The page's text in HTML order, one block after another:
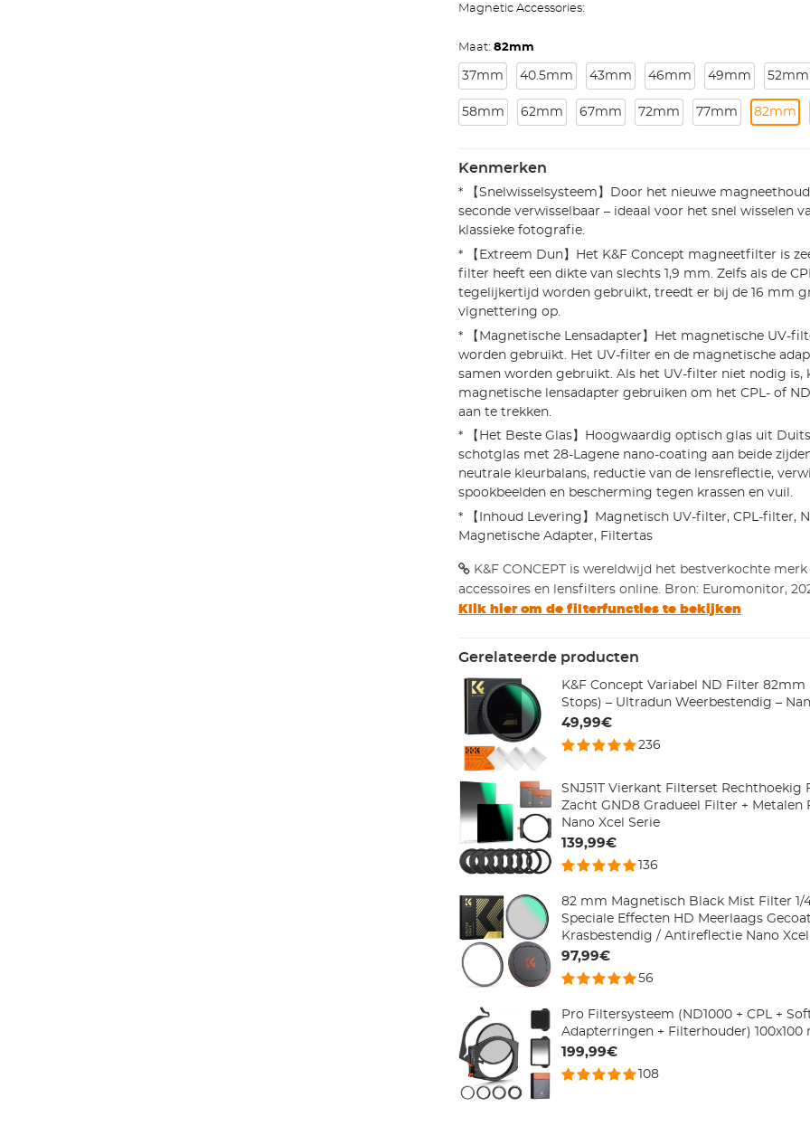
Magnetic Accessories:
Maat: 82mm
37mm 40.5mm 43mm 46mm 49mm 52mm
58mm 62mm 67mm 72mm 77mm 82mm
Kenmerken
* 【Snelwisselsysteem】Door het nieuwe
seconde verwisselbaar – ideaal voor het snel wisselen
klassieke fotografie.
* 【Extreem Dun】Het K&F Concept magneetfilter is
filter heeft een dikte van slechts 1,9 mm. Zelfs als de
tegelijkertijd worden gebruikt, treedt er bij de 16 mm
vignettering op.
* 【Magnetische Lensadapter】Het magnetische UV-
worden gebruikt. Het UV-filter en de magnetische
samen worden gebruikt. Als het UV-filter niet nodig is,
magnetische lensadapter gebruiken om het CPL- of
aan te trekken.
* 【Het Beste Glas】Hoogwaardig optisch glas uit
schotglas met 28-Lagene nano-coating aan beide
neutrale kleurbalans, reductie van de lensreflectie,
spookbeelden en bescherming tegen krassen en vuil.
* 【Inhoud Levering】Magnetisch UV-filter, CPL-filter,
Magnetische Adapter, Filtertas
K&F CONCEPT is wereldwijd het bestverkochte
accessoires en lensfilters online. Bron: Euromonitor,
Klik hier om de filterfuncties te bekijken
Gerelateerde producten
K&F Concept Variabel ND Filter 82mm
Stops) – Ultradun Weerbestendig –
49,99€
236
SNJ51T Vierkant Filterset Rechthoekig
Zacht GND8 Gradueel Filter + Metalen
Nano Xcel Serie
139,99€
136
82 mm Magnetisch Black Mist Filter 1/
Speciale Effecten HD Meerlaags
Krasbestendig / Antireflectie Nano
97,99€
56
Pro Filtersysteem (ND1000 + CPL +
Adapterringen + Filterhouder) 100x100
199,99€
108